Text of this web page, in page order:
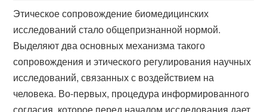
Этическое сопровождение биомедицинских
исследований стало общепризнанной нормой.
Выделяют два основных механизма такого
сопровождения и этического регулирования научных
исследований, связанных с воздействием на
человека. Во-первых, процедура информированного